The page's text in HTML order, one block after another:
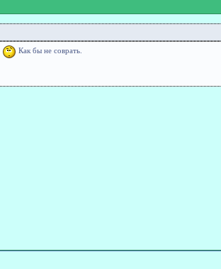
Как бы не соврать.